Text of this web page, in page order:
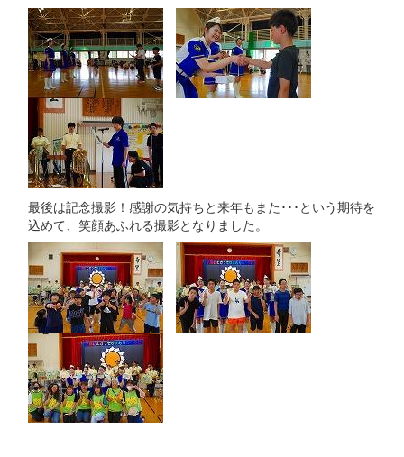
最後は記念撮影！感謝の気持ちと来年もまた･･･という期待を
込めて、笑顔あふれる撮影となりました。